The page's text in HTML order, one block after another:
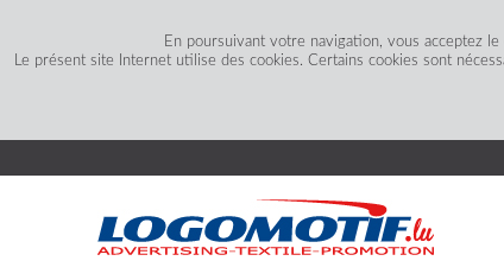
En poursuivant votre navigation, vous acceptez
Le présent site Internet utilise des cookies. Certains cookies sont